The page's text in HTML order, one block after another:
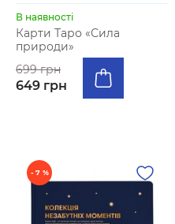
В наявності
Карти Таро «Сила
природи»
699 грн
649 грн
- 7 %